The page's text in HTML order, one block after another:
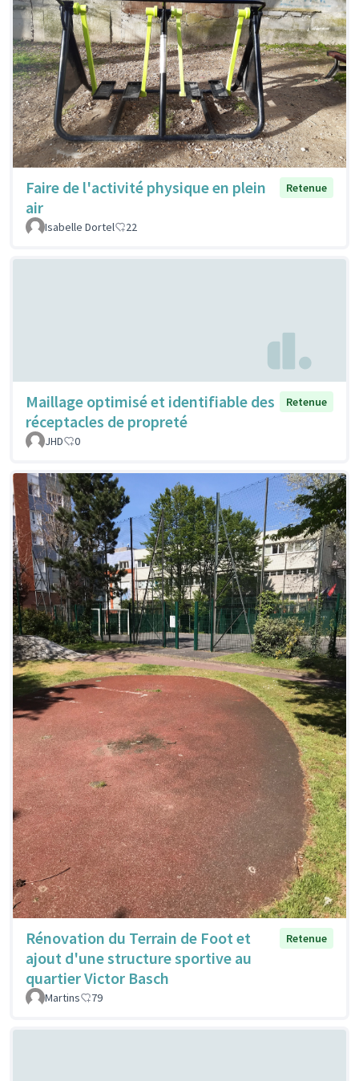
Faire de l'activité physique en plein
air
Retenue
Isabelle Dortel 22
Maillage optimisé et identifiable des
réceptacles de propreté
Retenue
JHD 0
Rénovation du Terrain de Foot et
ajout d'une structure sportive au
quartier Victor Basch
Retenue
Martins 79